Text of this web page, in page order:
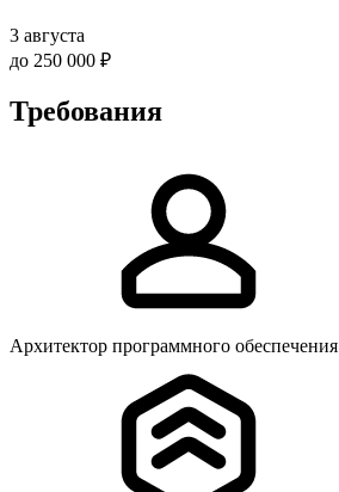
3 августа
до 250 000 ₽
Требования
Архитектор программного обеспечения